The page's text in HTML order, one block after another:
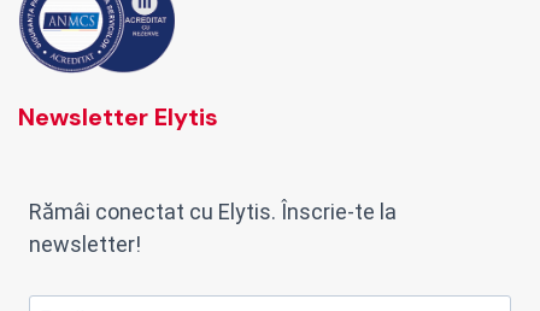
Newsletter Elytis
Rămâi conectat cu Elytis. Înscrie-te la
newsletter!